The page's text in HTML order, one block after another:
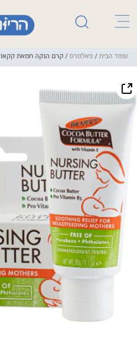
עמוד הבית / פאלמרס / קרם הנקה חמאת קקאו